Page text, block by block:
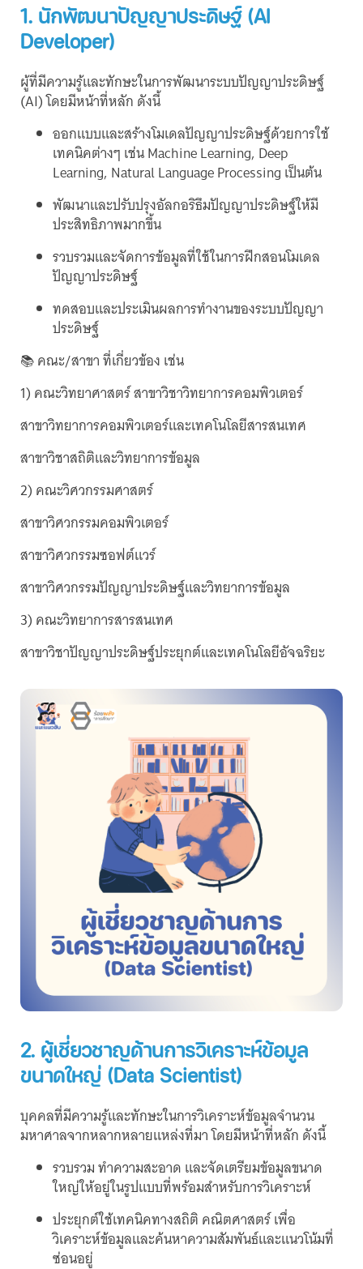
1. นักพัฒนาปัญญาประดิษฐ์ (AI
Developer)
ผู้ที่มีความรู้และทักษะในการพัฒนาระบบปัญญาประดิษฐ์
(AI) โดยมีหน้าที่หลัก ดังนี้
ออกแบบและสร้างโมเดลปัญญาประดิษฐ์ด้วยการใช้
เทคนิคต่างๆ เช่น Machine Learning, Deep
Learning, Natural Language Processing เป็นต้น
พัฒนาและปรับปรุงอัลกอริธึมปัญญาประดิษฐ์ให้มี
ประสิทธิภาพมากขึ้น
รวบรวมและจัดการข้อมูลที่ใช้ในการฝึกสอนโมเดล
ปัญญาประดิษฐ์
ทดสอบและประเมินผลการทำงานของระบบปัญญา
ประดิษฐ์
📚 คณะ/สาขา ที่เกี่ยวข้อง เช่น
1) คณะวิทยาศาสตร์ สาขาวิชาวิทยาการคอมพิวเตอร์
สาขาวิทยาการคอมพิวเตอร์และเทคโนโลยีสารสนเทศ
สาขาวิชาสถิติและวิทยาการข้อมูล
2) คณะวิศวกรรมศาสตร์
สาขาวิศวกรรมคอมพิวเตอร์
สาขาวิศวกรรมซอฟต์แวร์
สาขาวิศวกรรมปัญญาประดิษฐ์และวิทยาการข้อมูล
3) คณะวิทยาการสารสนเทศ
สาขาวิชาปัญญาประดิษฐ์ประยุกต์และเทคโนโลยีอัจฉริยะ
2. ผู้เชี่ยวชาญด้านการวิเคราะห์ข้อมูล
ขนาดใหญ่ (Data Scientist)
บุคคลที่มีความรู้และทักษะในการวิเคราะห์ข้อมูลจำนวน
มหาศาลจากหลากหลายแหล่งที่มา โดยมีหน้าที่หลัก ดังนี้
รวบรวม ทำความสะอาด และจัดเตรียมข้อมูลขนาด
ใหญ่ให้อยู่ในรูปแบบที่พร้อมสำหรับการวิเคราะห์
ประยุกต์ใช้เทคนิคทางสถิติ คณิตศาสตร์ เพื่อ
วิเคราะห์ข้อมูลและค้นหาความสัมพันธ์และแนวโน้มที่
ซ่อนอยู่